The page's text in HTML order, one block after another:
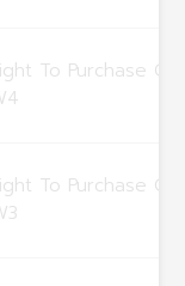
To Purchase
To Purchase